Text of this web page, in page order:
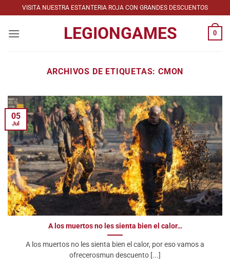
al
contenido
VISITA NUESTRA ESTANTERIA ROJA CON GRANDES DESCUENTOS
LEGIONGAMES 0
ARCHIVOS DE ETIQUETAS:CMON
A los muertos no les sienta bien el calor…
A los muertos no les sienta bien el calor, por eso vamos a
ofrecerosmun descuento [...]
05
Jul